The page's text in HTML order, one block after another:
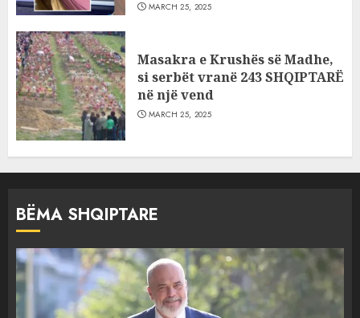
MARCH 25, 2025
Masakra e Krushës së Madhe,
si serbët vranë 243 SHQIPTARË
në një vend
MARCH 25, 2025
BËMA SHQIPTARE